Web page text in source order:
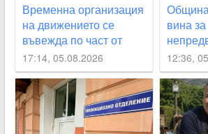
Временна организация
на движението се
въвежда по част от
улица „Юмрукчал“
17:14, 05.08.2026
вина за
се
12:36,